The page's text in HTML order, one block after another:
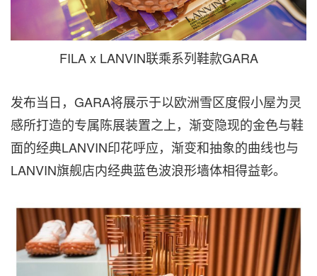
FILA x LANVIN联乘系列鞋款GARA
发布当日，GARA将展示于以欧洲雪区度假小屋为灵
感所打造的专属陈展装置之上，渐变隐现的金色与鞋
面的经典LANVIN印花呼应，渐变和抽象的曲线也与
LANVIN旗舰店内经典蓝色波浪形墙体相得益彰。